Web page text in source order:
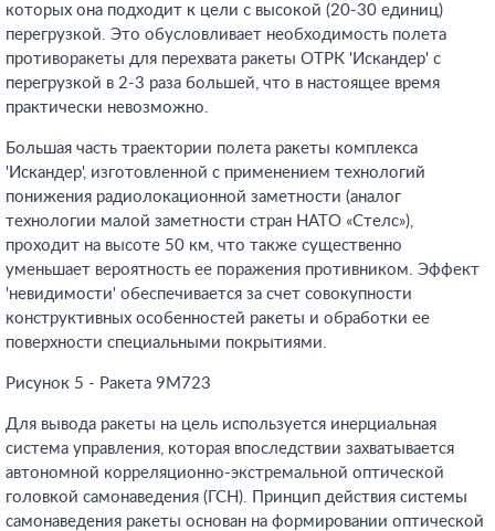
которых она подходит к цели с высокой (20-30 единиц)
перегрузкой. Это обусловливает необходимость полета
противоракеты для перехвата ракеты ОТРК 'Искандер' с
перегрузкой в 2-3 раза большей, что в настоящее время
практически невозможно.
Большая часть траектории полета ракеты комплекса
'Искандер', изготовленной с применением технологий
понижения радиолокационной заметности (аналог
технологии малой заметности стран НАТО «Стелс»),
проходит на высоте 50 км, что также существенно
уменьшает вероятность ее поражения противником. Эффект
'невидимости' обеспечивается за счет совокупности
конструктивных особенностей ракеты и обработки ее
поверхности специальными покрытиями.
Рисунок 5 - Ракета 9М723
Для вывода ракеты на цель используется инерциальная
система управления, которая впоследствии захватывается
автономной корреляционно-экстремальной оптической
головкой самонаведения (ГСН). Принцип действия системы
самонаведения ракеты основан на формировании оптической